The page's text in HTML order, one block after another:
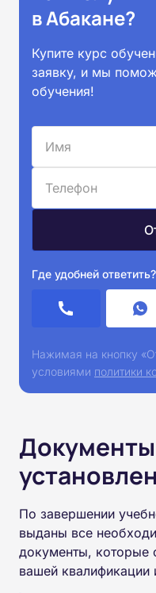
в Абакане?
Купите курс
заявку, и мы
обучения!
Где удобней ответить?
Нажимая на кнопку
условиями политики
Документы
По завершении
выданы все
документы, которые
вашей квалификации